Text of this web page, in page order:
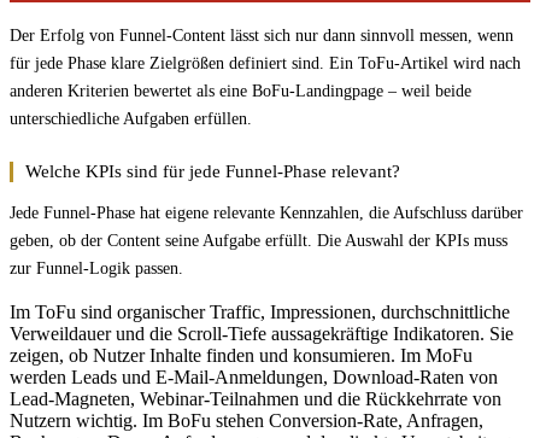
Der Erfolg von Funnel-Content lässt sich nur dann sinnvoll messen, wenn
für jede Phase klare Zielgrößen definiert sind. Ein ToFu-Artikel wird nach
anderen Kriterien bewertet als eine BoFu-Landingpage – weil beide
unterschiedliche Aufgaben erfüllen.
Welche KPIs sind für jede Funnel-Phase relevant?
Jede Funnel-Phase hat eigene relevante Kennzahlen, die Aufschluss darüber
geben, ob der Content seine Aufgabe erfüllt. Die Auswahl der KPIs muss
zur Funnel-Logik passen.
Im ToFu sind organischer Traffic, Impressionen, durchschnittliche
Verweildauer und die Scroll-Tiefe aussagekräftige Indikatoren. Sie
zeigen, ob Nutzer Inhalte finden und konsumieren. Im MoFu
werden Leads und E-Mail-Anmeldungen, Download-Raten von
Lead-Magneten, Webinar-Teilnahmen und die Rückkehrrate von
Nutzern wichtig. Im BoFu stehen Conversion-Rate, Anfragen,